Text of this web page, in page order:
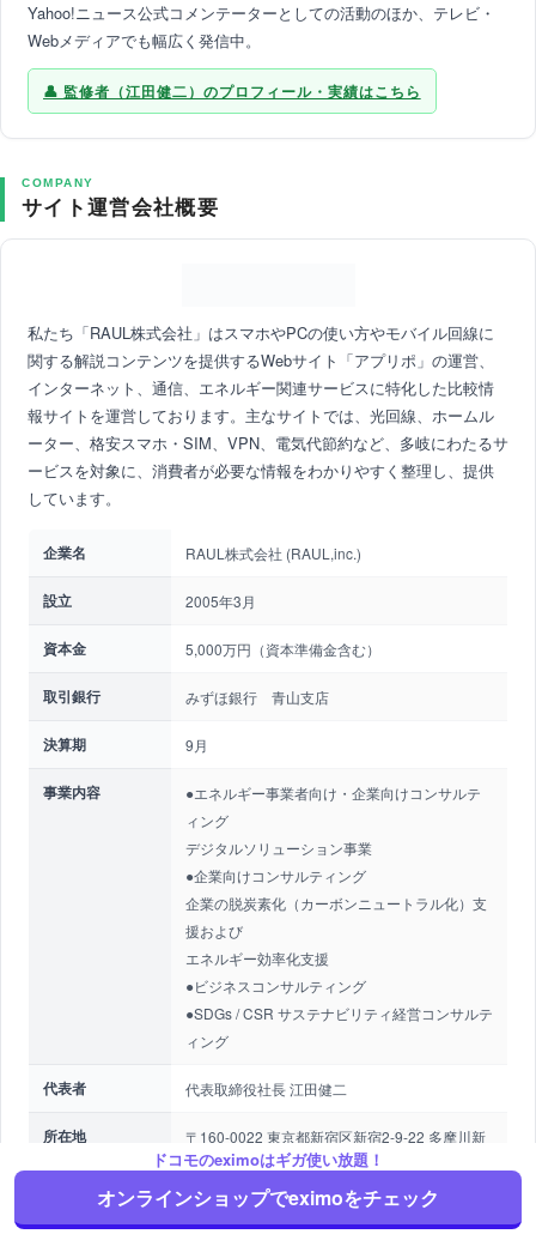
Yahoo!ニュース公式コメンテーターとしての活動のほか、テレビ・
Webメディアでも幅広く発信中。
監修者（江田健二）のプロフィール・実績はこちら
COMPANY
サイト運営会社概要
私たち「RAUL株式会社」はスマホやPCの使い方やモバイル回線に
関する解説コンテンツを提供するWebサイト「アプリポ」の運営、
インターネット、通信、エネルギー関連サービスに特化した比較情
報サイトを運営しております。主なサイトでは、光回線、ホームル
ーター、格安スマホ・SIM、VPN、電気代節約など、多岐にわたるサ
ービスを対象に、消費者が必要な情報をわかりやすく整理し、提供
しています。
企業名 RAUL株式会社 (RAUL,inc.)
設立 2005年3月
資本金 5,000万円（資本準備金含む）
取引銀行 みずほ銀行 青山支店
決算期 9月
事業内容
●エネルギー事業者向け・企業向けコンサルテ
ィング
デジタルソリューション事業
●企業向けコンサルティング
企業の脱炭素化（カーボンニュートラル化）支
援および
エネルギー効率化支援
●ビジネスコンサルティング
●SDGs / CSR サステナビリティ経営コンサルテ
ィング
代表者 代表取締役社長 江田健二
所在地
〒160-0022 東京都新宿区新宿2-9-22 多摩川新
宿ビル3F
電話番号 03-6411-0858（代表）
ドコモのeximoはギガ使い放題！
オンラインショップでeximoをチェック